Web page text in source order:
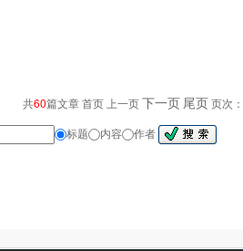
共60篇文章 首页 上一页下一页 尾页页次：
标题 内容 作者